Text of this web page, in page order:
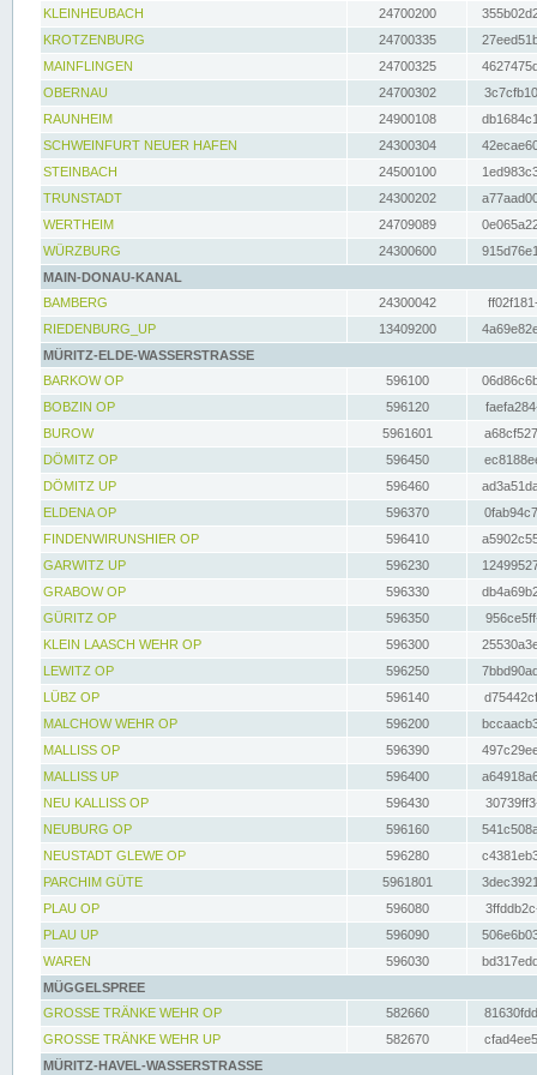
KLEINHEUBACH 24700200
KROTZENBURG
24700335
MAINFLINGEN
24700325
OBERNAU
24700302
RAUNHEIM
24900108
SCHWEINFURT NEUER HAFEN
24300304
STEINBACH
24500100
TRUNSTADT
24300202
WERTHEIM
24709089
WÜRZBURG
24300600
MAIN-DONAU-KANAL
BAMBERG
24300042
RIEDENBURG_UP
13409200
MÜRITZ-ELDE-WASSERSTRASSE
BARKOW OP
596100
BOBZIN OP
596120
BUROW
5961601
DÖMITZ OP
596450
DÖMITZ UP
596460
ELDENA OP
596370
FINDENWIRUNSHIER OP
596410
GARWITZ UP
596230
GRABOW OP
596330
GÜRITZ OP
596350
KLEIN LAASCH WEHR OP
596300
LEWITZ OP
596250
LÜBZ OP
596140
MALCHOW WEHR OP
596200
MALLISS OP
596390
MALLISS UP
596400
NEU KALLISS OP
596430
NEUBURG OP
596160
NEUSTADT GLEWE OP
596280
PARCHIM GÜTE
5961801
PLAU OP
596080
PLAU UP
596090
WAREN
596030
MÜGGELSPREE
GROSSE TRÄNKE WEHR OP
582660
GROSSE TRÄNKE WEHR UP
582670
MÜRITZ-HAVEL-WASSERSTRASSE